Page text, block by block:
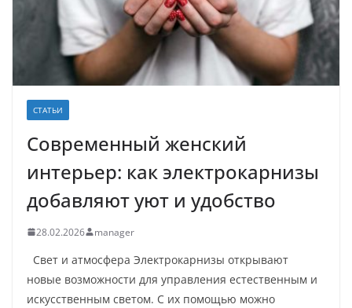
СТАТЬИ
Современный женский
интерьер: как электрокарнизы
добавляют уют и удобство
28.02.2026 manager
Свет и атмосфера Электрокарнизы открывают
новые возможности для управления естественным и
искусственным светом. С их помощью можно